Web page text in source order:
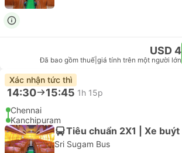
USD 4
Đã bao gồm thuế giá tính trên một người lớn
Xác nhận tức thì
14:30 15:45 1h 15p
Chennai
Kanchipuram
Tiêu chuẩn 2X1 | Xe buýt
Sri Sugam Bus